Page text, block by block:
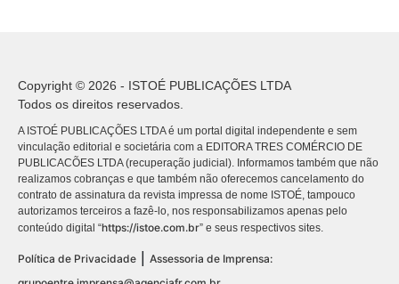
Copyright © 2026 - ISTOÉ PUBLICAÇÕES LTDA
Todos os direitos reservados.
A ISTOÉ PUBLICAÇÕES LTDA é um portal digital independente e sem
vinculação editorial e societária com a EDITORA TRES COMÉRCIO DE
PUBLICACÕES LTDA (recuperação judicial). Informamos também que não
realizamos cobranças e que também não oferecemos cancelamento do
contrato de assinatura da revista impressa de nome ISTOÉ, tampouco
autorizamos terceiros a fazê-lo, nos responsabilizamos apenas pelo
conteúdo digital “https://istoe.com.br” e seus respectivos sites.
Política de Privacidade
Assessoria de Imprensa: